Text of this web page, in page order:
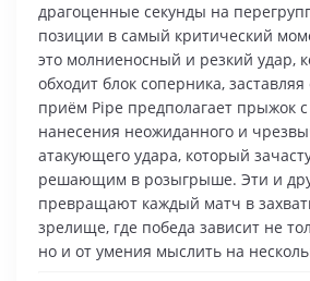
драгоценные секунды на
позиции в самый критический
это молниеносный и резкий удар,
обходит блок соперника,
приём Pipe предполагает прыжок
нанесения неожиданного и
атакующего удара, который
решающим в розыгрыше. Эти и
превращают каждый матч в
зрелище, где победа зависит не
но и от умения мыслить на